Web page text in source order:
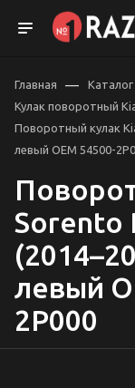
Главная — Каталог
Кулак поворотный
Поворотный кулак
левый OEM 54500-
Sorento
левый
2P000